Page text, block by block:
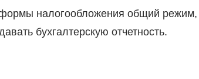
налогообложения общий режим,
бухгалтерскую отчетность.